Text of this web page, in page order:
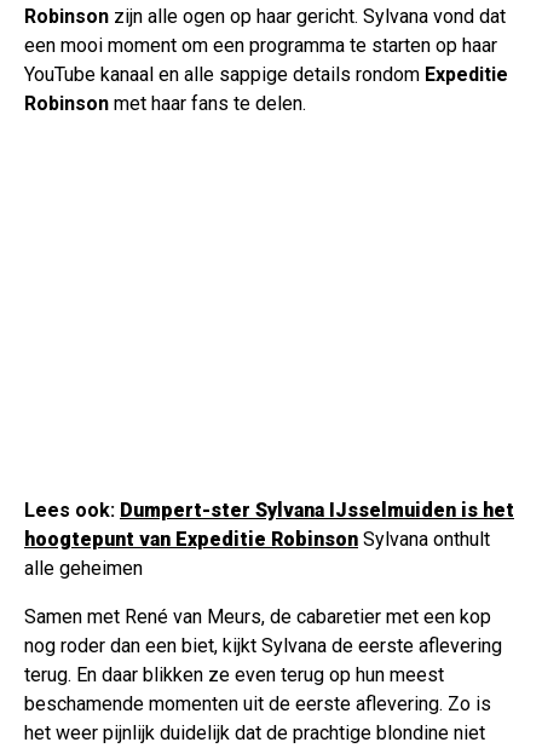
Robinson zijn alle ogen op haar gericht. Sylvana vond dat
een mooi moment om een programma te starten op haar
YouTube kanaal en alle sappige details rondom Expeditie
Robinson met haar fans te delen.
Lees ook: Dumpert-ster Sylvana IJsselmuiden is het
hoogtepunt van Expeditie Robinson Sylvana onthult
alle geheimen
Samen met René van Meurs, de cabaretier met een kop
nog roder dan een biet, kijkt Sylvana de eerste aflevering
terug. En daar blikken ze even terug op hun meest
beschamende momenten uit de eerste aflevering. Zo is
het weer pijnlijk duidelijk dat de prachtige blondine niet